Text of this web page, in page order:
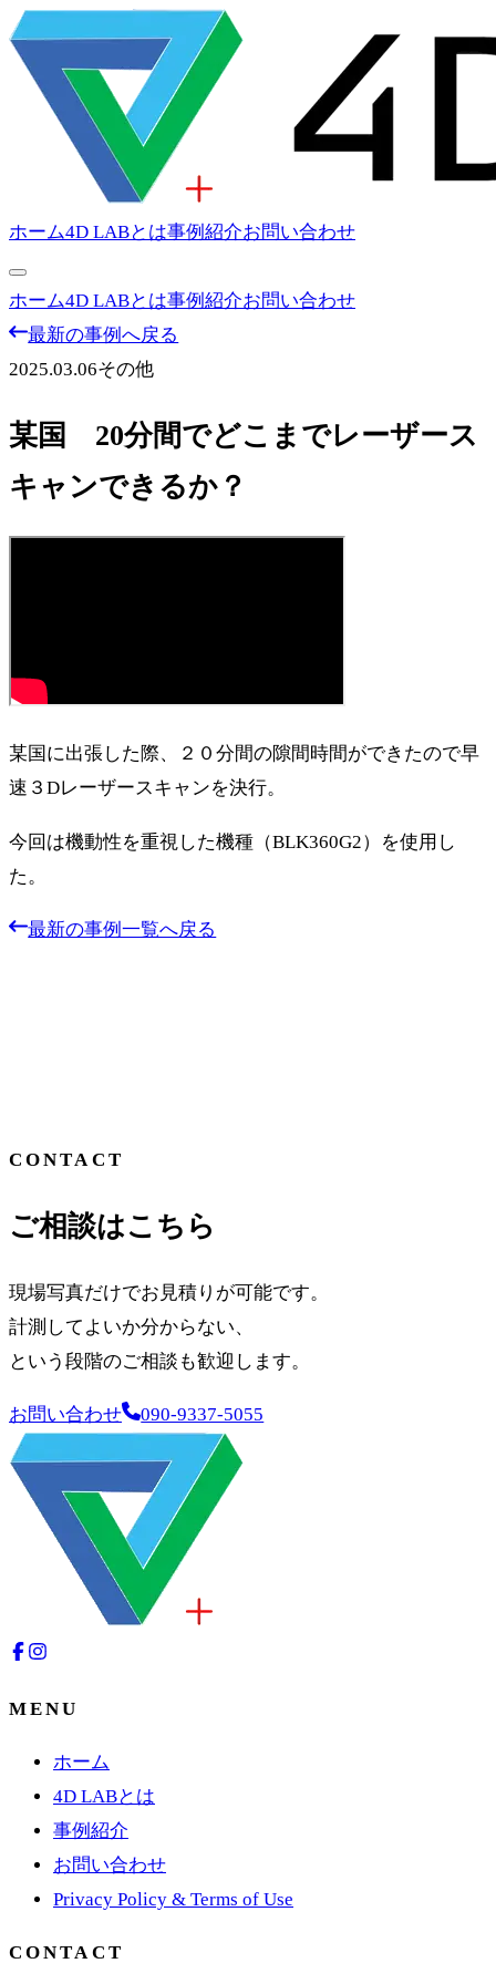
ホーム4D LABとは事例紹介お問い合わせ
ホーム4D LABとは事例紹介お問い合わせ
最新の事例へ戻る
2025.03.06その他
某国 20分間でどこまでレーザース
キャンできるか？
某国に出張した際、２０分間の隙間時間ができたので早
速３Dレーザースキャンを決行。
今回は機動性を重視した機種（BLK360G2）を使用し
た。
最新の事例一覧へ戻る
CONTACT
ご相談はこちら
現場写真だけでお見積りが可能です。
計測してよいか分からない、
という段階のご相談も歓迎します。
お問い合わせ 090-9337-5055
MENU
ホーム
4D LABとは
事例紹介
お問い合わせ
Privacy Policy & Terms of Use
CONTACT